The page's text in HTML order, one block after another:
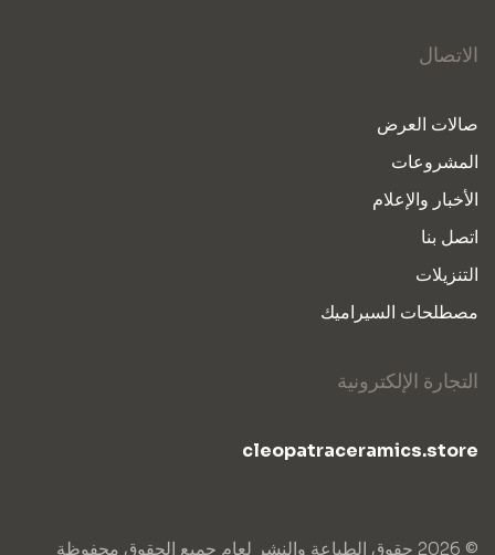
الاتصال
صالات العرض
المشروعات
الأخبار والإعلام
اتصل بنا
التنزيلات
مصطلحات السيراميك
التجارة الإلكترونية
cleopatraceramics.store
© 2026 حقوق الطباعة والنشر لعام جميع الحقوق محفوظة